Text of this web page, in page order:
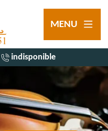
MENU
indisponible